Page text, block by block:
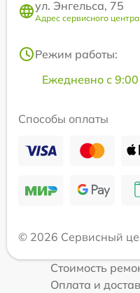
ул. Энгельса, 75
Адрес сервисного
Режим работы:
Ежедневно с
Способы оплаты
© 2026 Сервисный
Стоимость
Оплата и